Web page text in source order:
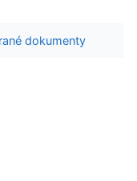
dokumenty